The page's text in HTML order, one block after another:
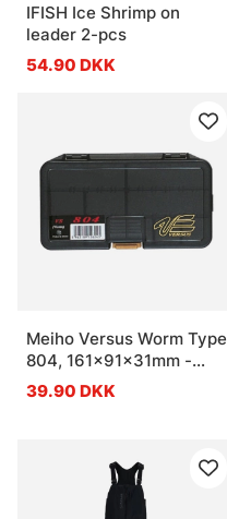
IFISH Ice Shrimp on
leader 2-pcs
54.90 DKK
Meiho Versus Worm Type
804, 161x91x31mm -
Black
39.90 DKK